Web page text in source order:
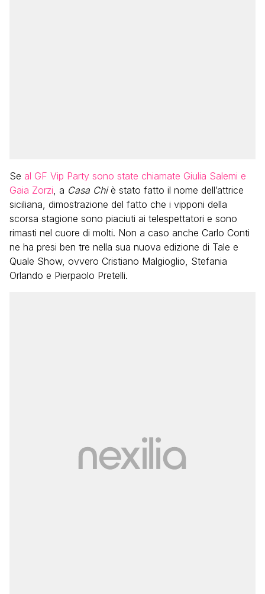
Se al GF Vip Party sono state chiamate Giulia Salemi e
Gaia Zorzi, a Casa Chiè stato fatto il nome dell’attrice
siciliana, dimostrazione del fatto che i vipponi della
scorsa stagione sono piaciuti ai telespettatori e sono
rimasti nel cuore di molti. Non a caso anche Carlo Conti
ne ha presi ben tre nella sua nuova edizione di Tale e
Quale Show, ovvero Cristiano Malgioglio, Stefania
Orlando e Pierpaolo Pretelli.